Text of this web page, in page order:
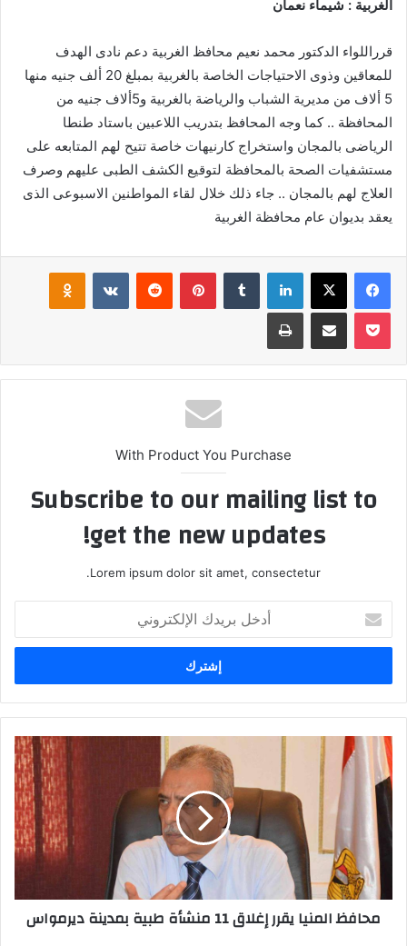
الغربية : شيماء نعمان
قرراللواء الدكتور محمد نعيم محافظ الغربية دعم نادى الهدف
للمعاقين وذوى الاحتياجات الخاصة بالغربية بمبلغ 20 ألف جنيه منها
5 ألاف من مديرية الشباب والرياضة بالغربية و5ألاف جنيه من
المحافظة .. كما وجه المحافظ بتدريب اللاعبين باستاد طنطا
الرياضى بالمجان واستخراج كارنيهات خاصة تتيح لهم المتابعه على
مستشفيات الصحة بالمحافظة لتوقيع الكشف الطبى عليهم وصرف
العلاج لهم بالمجان .. جاء ذلك خلال لقاء المواطنين الاسبوعى الذى
يعقد بديوان عام محافظة الغربية
فيسبوك ‫X لينكدإن بينتيريست
‫Pocket مشاركة عبر البريد طباعة
With Product You Purchase
Subscribe to our mailing list to
get the new updates!
Lorem ipsum dolor sit amet, consectetur.
بريدك
الإلكتروني
محافظ المنيا يقرر إغلاق 11 منشأة طبية بمدينة ديرمواس